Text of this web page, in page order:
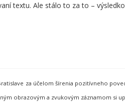
textu. Ale stálo to za to –
za účelom šírenia pozitívneho
obrazovým a zvukovým záznamom si